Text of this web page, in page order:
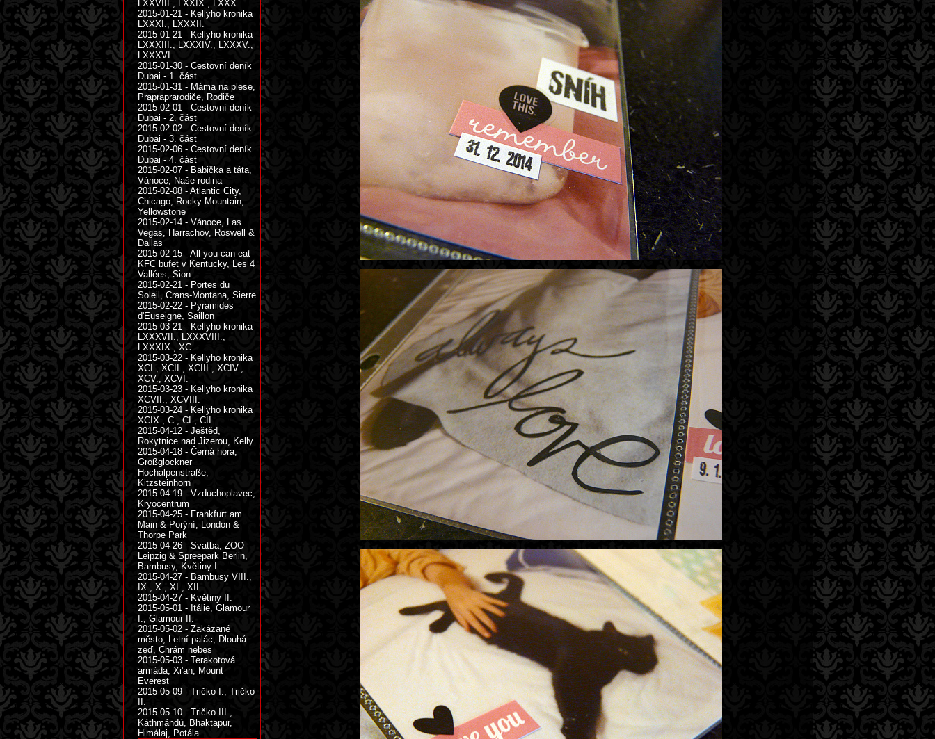
LXXVIII., LXXIX., LXXX.
2015-01-21 - Kellyho kronika
LXXXI., LXXXII.
2015-01-21 - Kellyho kronika
LXXXIII., LXXXIV., LXXXV.,
LXXXVI.
2015-01-30 - Cestovní deník
Dubai - 1. část
2015-01-31 - Máma na plese,
Prapraprarodiče, Rodiče
2015-02-01 - Cestovní deník
Dubai - 2. část
2015-02-02 - Cestovní deník
Dubai - 3. část
2015-02-06 - Cestovní deník
Dubai - 4. část
2015-02-07 - Babička a táta,
Vánoce, Naše rodina
2015-02-08 - Atlantic City,
Chicago, Rocky Mountain,
Yellowstone
2015-02-14 - Vánoce, Las
Vegas, Harrachov, Roswell &
Dallas
2015-02-15 - All-you-can-eat
KFC bufet v Kentucky, Les 4
Vallées, Sion
2015-02-21 - Portes du
Soleil, Crans-Montana, Sierre
2015-02-22 - Pyramides
d'Euseigne, Saillon
2015-03-21 - Kellyho kronika
LXXXVII., LXXXVIII.,
LXXXIX., XC.
2015-03-22 - Kellyho kronika
XCI., XCII., XCIII., XCIV.,
XCV., XCVI.
2015-03-23 - Kellyho kronika
XCVII., XCVIII.
2015-03-24 - Kellyho kronika
XCIX., C., CI., CII.
2015-04-12 - Ještěd,
Rokytnice nad Jizerou, Kelly
2015-04-18 - Černá hora,
Großglockner
Hochalpenstraße,
Kitzsteinhorn
2015-04-19 - Vzduchoplavec,
Kryocentrum
2015-04-25 - Frankfurt am
Main & Porýní, London &
Thorpe Park
2015-04-26 - Svatba, ZOO
Leipzig & Spreepark Berlin,
Bambusy, Květiny I.
2015-04-27 - Bambusy VIII.,
IX., X., XI., XII.
2015-04-27 - Květiny II.
2015-05-01 - Itálie, Glamour
I., Glamour II.
2015-05-02 - Zakázané
město, Letní palác, Dlouhá
zeď, Chrám nebes
2015-05-03 - Terakotová
armáda, Xi'an, Mount
Everest
2015-05-09 - Tričko I., Tričko
II.
2015-05-10 - Tričko III.,
Káthmándú, Bhaktapur,
Himálaj, Potála